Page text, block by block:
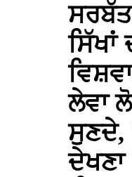
ਸਿੱਖਾਂ
ਲੇਵਾ
ਸੁਣਦੇ,